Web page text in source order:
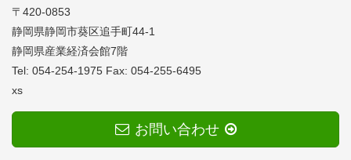
〒420-0853
静岡県静岡市葵区追手町44-1
静岡県産業経済会館7階
Tel: 054-254-1975 Fax: 054-255-6495
xs
お問い合わせ